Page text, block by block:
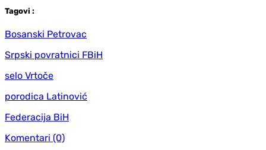
Tagovi :
Bosanski Petrovac
Srpski povratnici FBiH
selo Vrtoče
porodica Latinović
Federacija BiH
Komentari (0)